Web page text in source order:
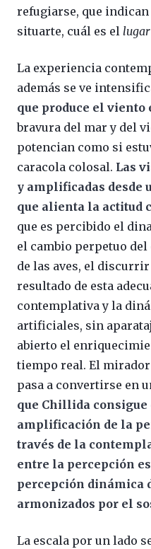
refugiarse, que
situarte, cuál es el lugar
La experiencia
además se ve
que produce el
bravura del mar y del
potencian como si
caracola colosal. Las
y amplificadas desde
que alienta la actitud
que es percibido el
el cambio perpetuo del
de las aves, el discurrir
resultado de esta
contemplativa y la
artificiales, sin
abierto el
tiempo real. El mirador
pasa a convertirse en
que Chillida consigue
amplificación de la
través de la
entre la percepción
percepción dinámica
armonizados por el
La escala por un lado